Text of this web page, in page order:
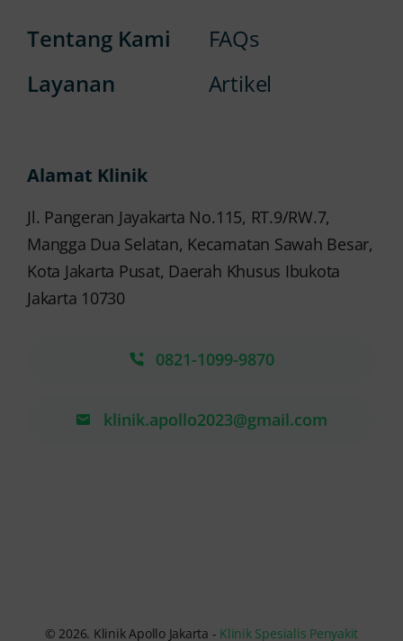
Tentang Kami
Layanan
FAQs
Artikel
Alamat Klinik
Jl. Pangeran Jayakarta No.115, RT.9/RW.7,
Mangga Dua Selatan, Kecamatan Sawah Besar,
Kota Jakarta Pusat, Daerah Khusus Ibukota
Jakarta 10730
0821-1099-9870
klinik.apollo2023@gmail.com
© 2026. Klinik Apollo Jakarta - Klinik Spesialis Penyakit